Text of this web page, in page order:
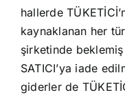
hallerde
kaynaklanan her
şirketinde
SATICI’ya iade
giderler de